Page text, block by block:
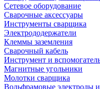
Сетевое оборудование
Сварочные аксессуары
Инструменты сварщика
Электрододержатели
Клеммы заземления
Сварочный кабель
Инструмент и
Магнитные угольники
Молотки сварщика
Вольфрамовые электроды